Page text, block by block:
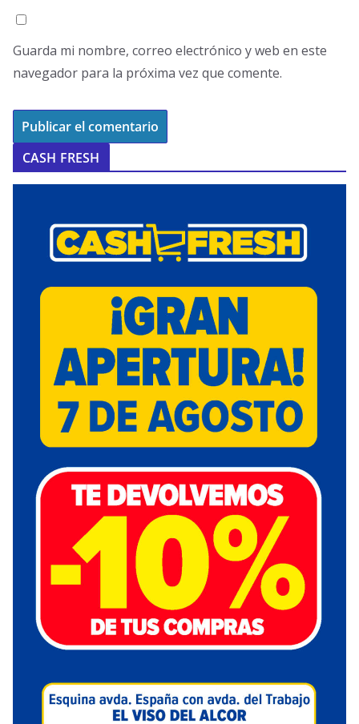
Guarda mi nombre, correo electrónico y web en este
navegador para la próxima vez que comente.
CASH FRESH